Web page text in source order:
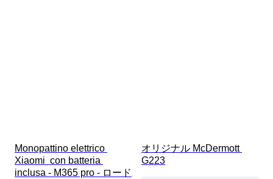
Monopattino elettrico
Xiaomi  con batteria
inclusa - M365 pro - ロード
オリジナル McDermott
G223